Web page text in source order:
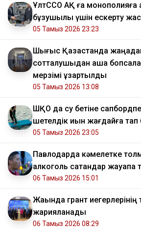
ҰлтССО АҚ ға монополияға
бұзушылық үшін ескерту
05 Тамыз 2026 23:23
Шығыс Қазақстанда
сотталушыдан ақша
мерзімі ұзартылды
05 Тамыз 2026 13:08
ШҚО да су бетіне
шетелдік қиын жағдайға
05 Тамыз 2026 23:05
Павлодарда кәмелетке
алкоголь сатқандар
06 Тамыз 2026 15:01
Жақында грант иегерлерінің
жарияланады
06 Тамыз 2026 08:29